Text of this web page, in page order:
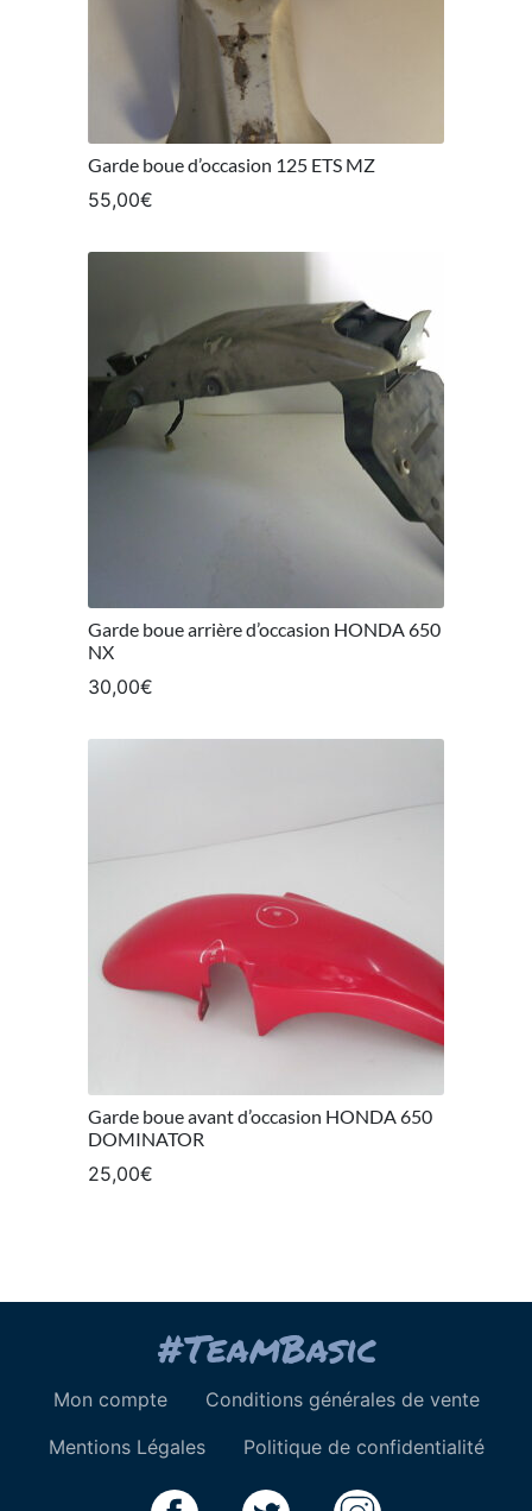
Garde boue d’occasion 125 ETS MZ
55,00€
Garde boue arrière d’occasion HONDA 650
NX
30,00€
Garde boue avant d’occasion HONDA 650
DOMINATOR
25,00€
Mon compte
Conditions générales de vente
Mentions Légales
Politique de confidentialité